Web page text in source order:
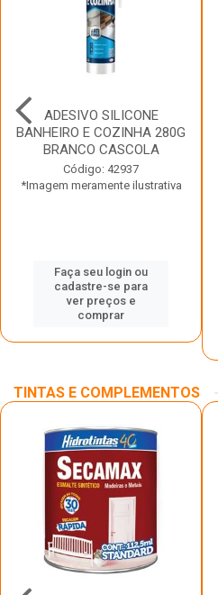
ADESIVO SILICONE
BANHEIRO E COZINHA 280G
BRANCO CASCOLA
Código: 42937
*Imagem meramente ilustrativa
Faça seu login ou
cadastre-se para
ver preços e
comprar
TINTAS E COMPLEMENTOS